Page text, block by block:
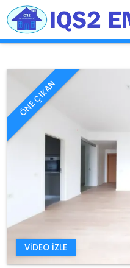
ÖNE ÇIKAN
VIDEO İZLE